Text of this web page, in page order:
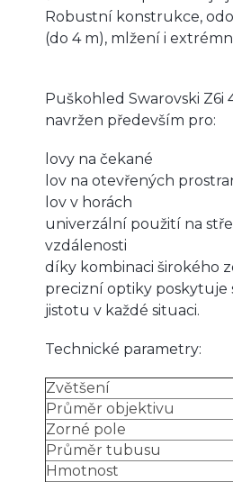
Robustní konstrukce,
(do 4 m), mlžení i
Puškohled Swarovski Z6i
navržen především pro:
lovy na čekané
lov na otevřených
lov v horách
univerzální použití na
vzdálenosti
díky kombinaci širokého
precizní optiky poskytuje
jistotu v každé situaci.
Technické parametry:
Zvětšení
Průměr objektivu
Zorné pole
Průměr tubusu
Hmotnost